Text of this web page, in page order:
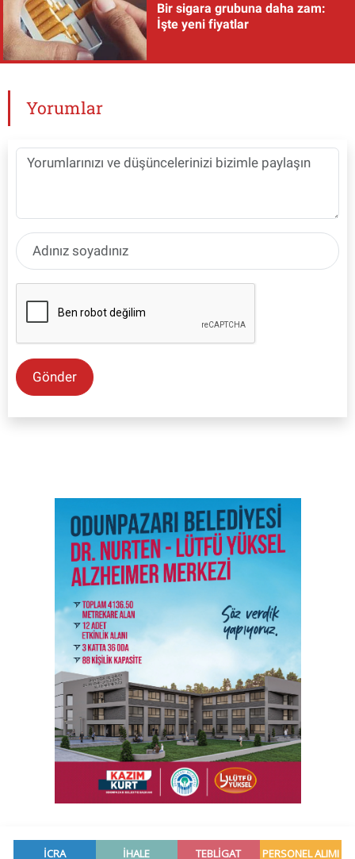
Bir sigara grubuna daha zam:
İşte yeni fiyatlar
Yorumlar
Gönder